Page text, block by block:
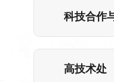
科技合作
高技术处